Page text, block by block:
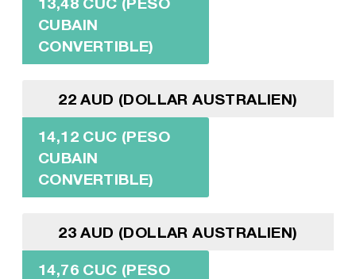
CUBAIN
CONVERTIBLE)
22 AUD (DOLLAR AUSTRALIEN)
14,12 CUC (PESO
CUBAIN
CONVERTIBLE)
23 AUD (DOLLAR AUSTRALIEN)
14,76 CUC (PESO